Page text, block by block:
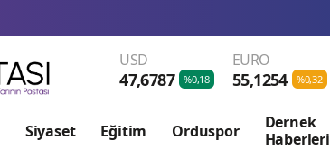
USD
47,6787 %0,18
EURO
55,1254 %0,32
Siyaset Eğitim Orduspor
Dernek
Haberleri